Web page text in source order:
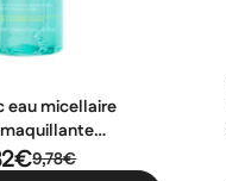
eau micellaire
9,78€